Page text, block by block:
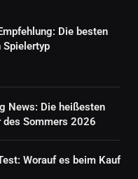
Die besten
Spielertyp
News: Die heißesten
des Sommers 2026
Worauf es beim Kauf